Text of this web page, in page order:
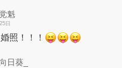
魁
日
照！！！
日葵_